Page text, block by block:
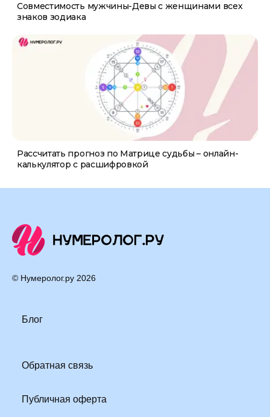
Совместимость мужчины-Девы с женщинами всех
знаков зодиака
Рассчитать прогноз по Матрице судьбы – онлайн-
калькулятор с расшифровкой
© Нумеролог.ру 2026
Блог
Обратная связь
Публичная оферта